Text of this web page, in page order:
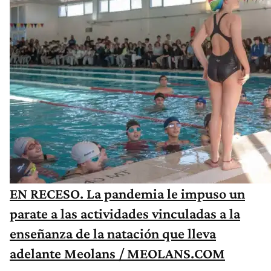
EN RECESO. La pandemia le impuso un
parate a las actividades vinculadas a la
enseñanza de la natación que lleva
adelante Meolans / MEOLANS.COM